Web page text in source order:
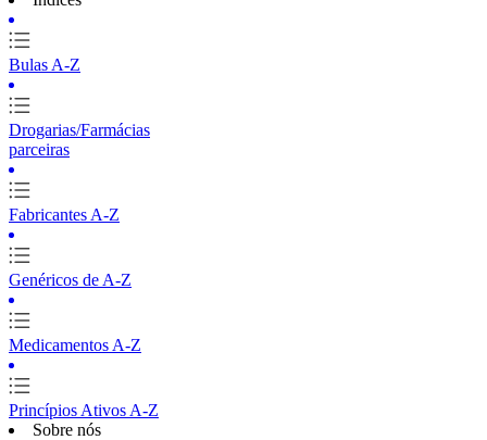
Bulas A-Z
Drogarias/Farmácias
parceiras
Fabricantes A-Z
Genéricos de A-Z
Medicamentos A-Z
Princípios Ativos A-Z
Sobre nós